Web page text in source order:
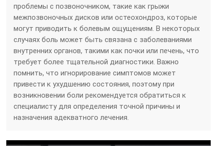
проблемы с позвоночником, такие как грыжи
межпозвоночных дисков или остеохондроз, которые
могут приводить к болевым ощущениям. В некоторых
случаях боль может быть связана с заболеваниями
внутренних органов, такими как почки или печень, что
требует более тщательной диагностики. Важно
помнить, что игнорирование симптомов может
привести к ухудшению состояния, поэтому при
возникновении боли рекомендуется обратиться к
специалисту для определения точной причины и
назначения адекватного лечения.